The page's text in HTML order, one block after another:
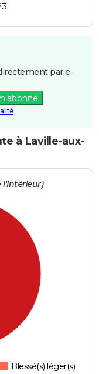
par e-
à Laville-aux-
l'Intérieur)
Blessé(s) léger(s)